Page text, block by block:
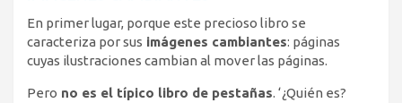
En primer lugar, porque este precioso libro se
caracteriza por sus imágenes cambiantes: páginas
cuyas ilustraciones cambian al mover las páginas.
Pero no es el típico libro de pestañas. ‘¿Quién es?